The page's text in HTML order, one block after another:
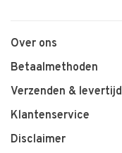
Over ons
Betaalmethoden
Verzenden & levertijd
Klantenservice
Disclaimer